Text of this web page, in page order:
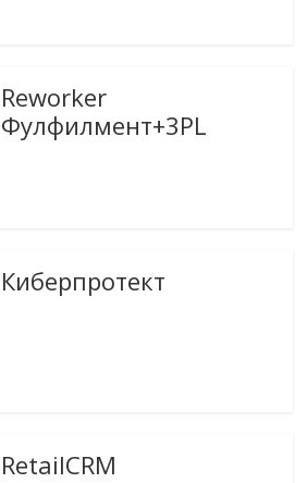
Reworker
Фулфилмент+3PL
Киберпротект
RetailCRM